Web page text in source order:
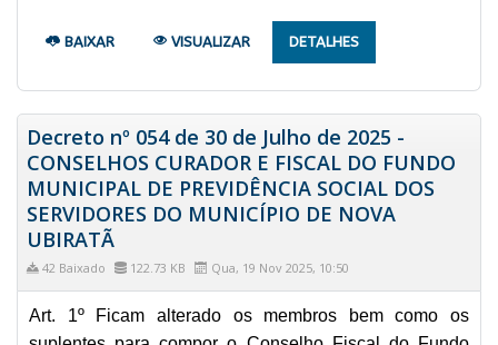
BAIXAR VISUALIZAR DETALHES
Decreto nº 054 de 30 de Julho de 2025 -
CONSELHOS CURADOR E FISCAL DO FUNDO
MUNICIPAL DE PREVIDÊNCIA SOCIAL DOS
SERVIDORES DO MUNICÍPIO DE NOVA
UBIRATÃ
42 Baixado 122.73 KB Qua, 19 Nov 2025, 10:50
Art. 1º Ficam alterado os membros bem como os